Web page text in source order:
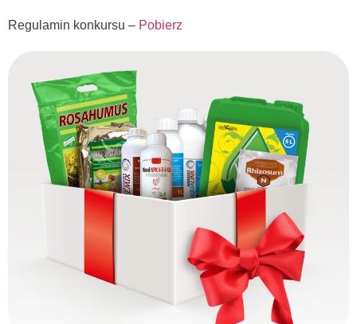
Regulamin konkursu – Pobierz